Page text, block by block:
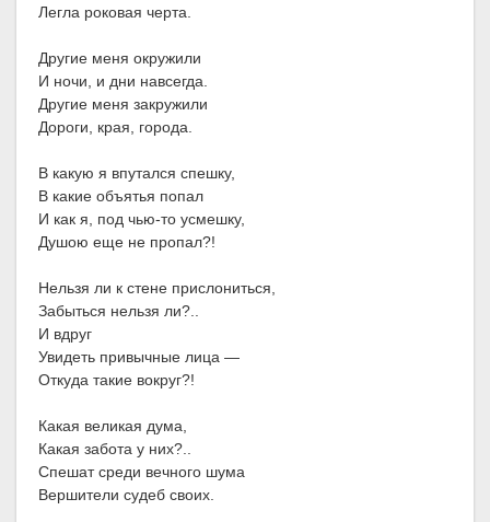
Легла роковая черта.
Другие меня окружили
И ночи, и дни навсегда.
Другие меня закружили
Дороги, края, города.
В какую я впутался спешку,
В какие объятья попал
И как я, под чью-то усмешку,
Душою еще не пропал?!
Нельзя ли к стене прислониться,
Забыться нельзя ли?..
И вдруг
Увидеть привычные лица —
Откуда такие вокруг?!
Какая великая дума,
Какая забота у них?..
Спешат среди вечного шума
Вершители судеб своих.